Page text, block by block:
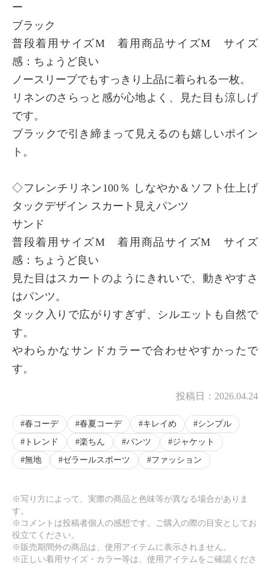
ー
ブラック
普段着用サイズM 着用商品サイズM サイズ
感：ちょうど良い
ノースリーブでもすっきり上品に着られる一枚。
リネンのさらっと感が心地よく、見た目も涼しげ
です。
ブラックで引き締まって見えるのも嬉しいポイン
ト。
◇フレンチリネン100％ しなやか＆ソフト仕上げ
タックデザイン スカート見えパンツ
サンド
普段着用サイズM 着用商品サイズM サイズ
感：ちょうど良い
見た目はスカートのようにきれいで、動きやすさ
はパンツ。
タック入りで広がりすぎず、シルエットも自然で
す。
やわらかなサンドカラーで合わせやすかったで
す。
投稿日： 2026.04.24
春コーデ 春夏コーデ キレイめ
シンプル
トレンド
楽ちん パンツ
ジャケット
無地
ゼラールスポーツ ファッション
※写り方によって、実際の商品と色味等が異なる場合がありま
す。
※コメントは投稿者個人の感想です。ご購入の際の目安としてお
役立てください。
※販売期間外の商品は、使用アイテムに表示されません。
※正しい着用サイズ・カラー等は、使用アイテムをご確認くださ